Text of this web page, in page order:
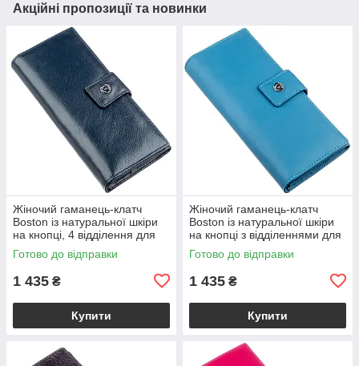
Акційні пропозиції та новинки
Жіночий гаманець-клатч
Boston із натуральної шкіри
на кнопці, 4 відділення для
купюр і 14 для карток, сіро-
блакитний VL18844
Готово до відправки
1 435 ₴
Купити
Жіночий гаманець-клатч
Boston із натуральної шкіри
на кнопці з відділеннями для
документів, блакитний
VL18845
Готово до відправки
1 435 ₴
Купити